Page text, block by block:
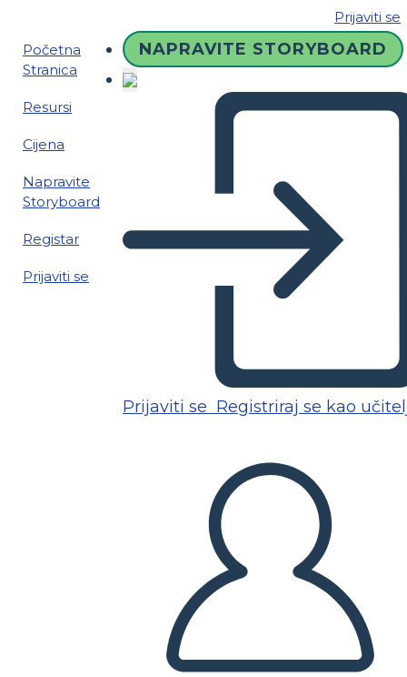
Prijaviti se
Početna
Stranica
Resursi
Cijena
Napravite
Storyboard
Registar
Prijaviti se
NAPRAVITE STORYBOARD
Prijaviti se Registriraj se kao